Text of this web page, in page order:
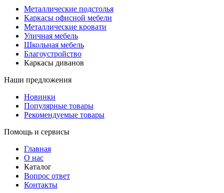
Металлические подстолья
Каркасы офисной мебели
Металлические кровати
Уличная мебель
Школьная мебель
Благоустройство
Каркасы диванов
Наши предложения
Новинки
Популярные товары
Рекомендуемые товары
Помощь и сервисы
Главная
О нас
Каталог
Вопрос ответ
Контакты